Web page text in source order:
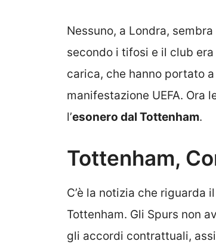
Nessuno, a Londra,
secondo i tifosi e il club
carica, che hanno portato
manifestazione UEFA. Ora
l’esonero dal Tottenham.
Tottenham,
C’è la notizia che
Tottenham. Gli Spurs non
gli accordi contrattuali,